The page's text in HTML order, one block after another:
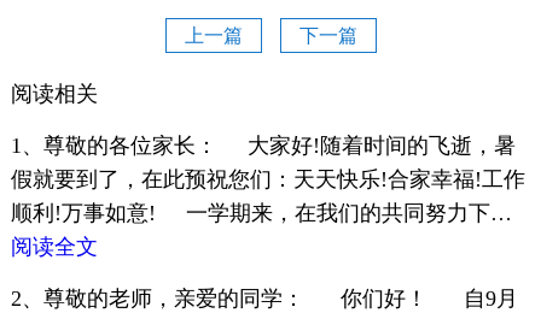
上一篇 下一篇
阅读相关
1、尊敬的各位家长： 大家好!随着时间的飞逝，暑
假就要到了，在此预祝您们：天天快乐!合家幸福!工作
顺利!万事如意! 一学期来，在我们的共同努力下…
阅读全文
2、尊敬的老师，亲爱的同学： 你们好！ 自9月